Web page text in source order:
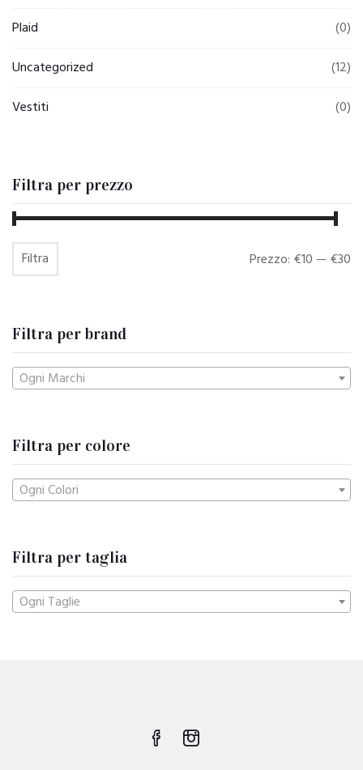
Plaid
(0)
Uncategorized
(12)
Vestiti
(0)
Filtra per prezzo
Prezzo
Prezzo
Filtra Prezzo: €10 — €30
Filtra per brand
Ogni Marchi
Filtra per colore
Ogni Colori
Filtra per taglia
Ogni Taglie